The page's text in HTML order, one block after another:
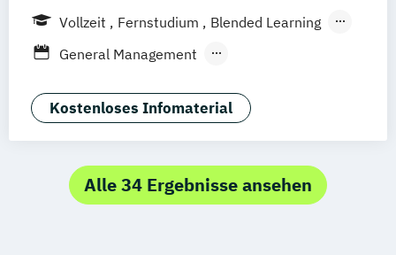
Vollzeit
Fernstudium
Blended Learning
Berufsbegleitendes Präsenzstudium
General Management
Engineering (EN)
Master of Business Administration and
(EN)
Real Estate Management
Kostenloses Infomaterial
Alle 34 Ergebnisse ansehen